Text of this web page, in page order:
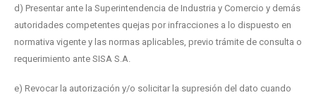
d) Presentar ante la Superintendencia de Industria y Comercio y demás
autoridades competentes quejas por infracciones a lo dispuesto en
normativa vigente y las normas aplicables, previo trámite de consulta o
requerimiento ante SISA S.A.
e) Revocar la autorización y/o solicitar la supresión del dato cuando